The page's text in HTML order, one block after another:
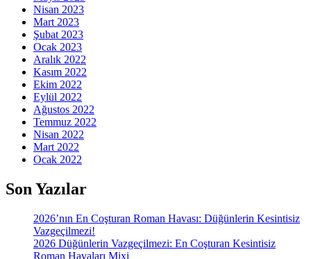
Nisan 2023
Mart 2023
Şubat 2023
Ocak 2023
Aralık 2022
Kasım 2022
Ekim 2022
Eylül 2022
Ağustos 2022
Temmuz 2022
Nisan 2022
Mart 2022
Ocak 2022
Son Yazılar
2026’nın En Coşturan Roman Havası: Düğünlerin Kesintisiz
Vazgeçilmezi!
2026 Düğünlerin Vazgeçilmezi: En Coşturan Kesintisiz
Roman Havaları Mixi